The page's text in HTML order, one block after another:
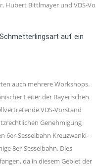
Hubert Bittlmayer und VDS-
auf ein
auch mehrere Workshops.
Leiter der Bayerischen
VDS-Vorstand
Genehmigung
6er-Sesselbahn Kreuzwankl-
8er-Sesselbahn. Dies
da in diesem Gebiet der